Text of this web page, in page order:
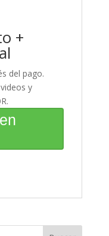
+
del pago.
y